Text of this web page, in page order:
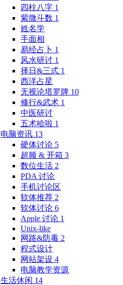
四柱八字 1
紫微斗数 1
姓名学
手面相
易经占卜 1
风水研讨 1
择日&三式 1
西洋占星
无视论塔罗牌 10
修行&武术 1
中医研讨
五术哈啦 1
电脑资讯 13
硬体讨论 5
超频 & 开箱 3
数位生活 2
PDA 讨论
手机讨论区
软体推荐 2
软体讨论 6
Apple 讨论 1
Unix-like
网路&防毒 2
程式设计
网站架设 4
电脑教学资源
生活休闲 14